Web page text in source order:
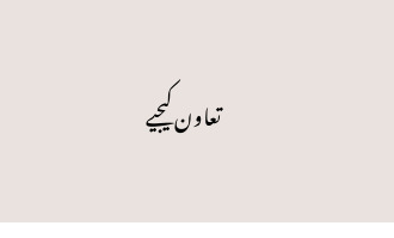
تعاون کیجیے